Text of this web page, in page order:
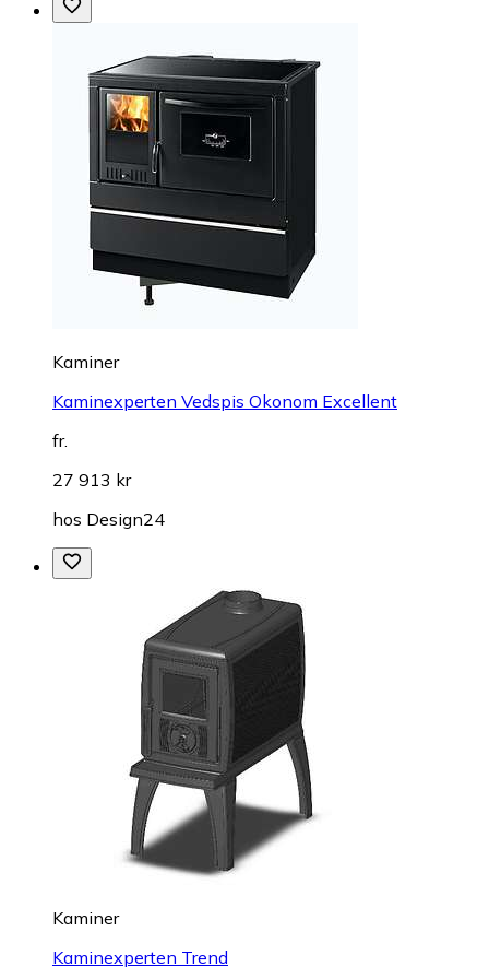
Kaminer
Kaminexperten Vedspis Okonom Excellent
fr.
27 913 kr
hos Design24
Kaminer
Kaminexperten Trend